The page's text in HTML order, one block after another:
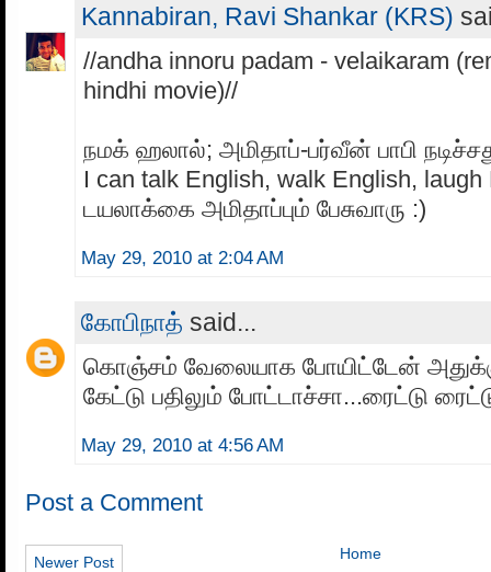
Kannabiran, Ravi Shankar (KRS)
//andha innoru padam - velaikaram
hindhi movie)//
நமக் ஹலால்; அமிதாப்-பர்வீன் பாபி
I can talk English, walk English, laugh
டயலாக்கை அமிதாப்பும் பேசுவாரு :)
May 29, 2010 at 2:04 AM
கோபிநாத் said...
கொஞ்சம் வேலையாக போயிட்டேன்
கேட்டு பதிலும் போட்டாச்சா...ரைட்டு
May 29, 2010 at 4:56 AM
Post a Comment
Newer Post
Home